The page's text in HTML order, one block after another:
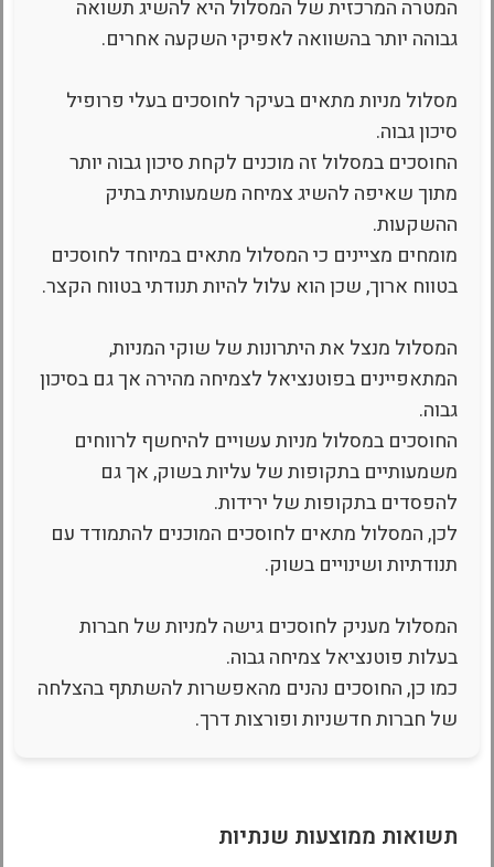
המטרה המרכזית של המסלול היא להשיג תשואה
גבוהה יותר בהשוואה לאפיקי השקעה אחרים.
מסלול מניות מתאים בעיקר לחוסכים בעלי פרופיל
סיכון גבוה.
החוסכים במסלול זה מוכנים לקחת סיכון גבוה יותר
מתוך שאיפה להשיג צמיחה משמעותית בתיק
ההשקעות.
מומחים מציינים כי המסלול מתאים במיוחד לחוסכים
בטווח ארוך, שכן הוא עלול להיות תנודתי בטווח הקצר.
המסלול מנצל את היתרונות של שוקי המניות,
המתאפיינים בפוטנציאל לצמיחה מהירה אך גם בסיכון
גבוה.
החוסכים במסלול מניות עשויים להיחשף לרווחים
משמעותיים בתקופות של עליות בשוק, אך גם
להפסדים בתקופות של ירידות.
לכן, המסלול מתאים לחוסכים המוכנים להתמודד עם
תנודתיות ושינויים בשוק.
המסלול מעניק לחוסכים גישה למניות של חברות
בעלות פוטנציאל צמיחה גבוה.
כמו כן, החוסכים נהנים מהאפשרות להשתתף בהצלחה
של חברות חדשניות ופורצות דרך.
תשואות ממוצעות שנתיות